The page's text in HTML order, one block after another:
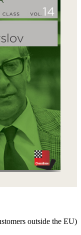
outside the EU)